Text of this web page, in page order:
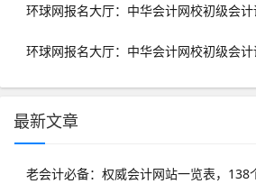
环球网报名大厅：中华会计网校初级会计
最新文章
老会计必备：权威会计网站一览表，138